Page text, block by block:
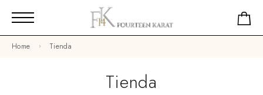
Home Tienda
Tienda